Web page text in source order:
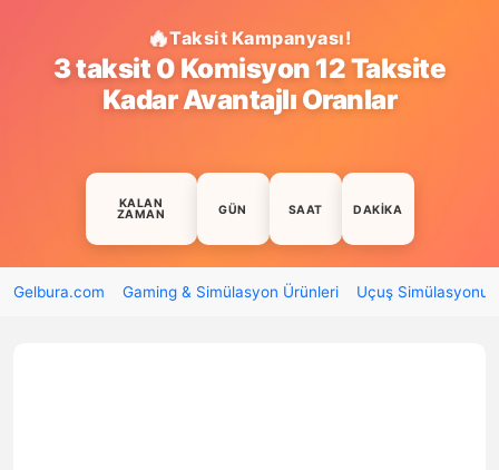
Taksit Kampanyası!
3 taksit 0 Komisyon 12 Taksite
Kadar Avantajlı Oranlar
KALAN
ZAMAN GÜN SAAT DAKIKA
Gelbura.com Gaming & Simülasyon Ürünleri Uçuş Simülasyonu